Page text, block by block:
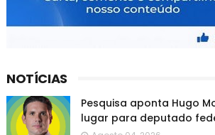
NOTÍCIAS
Pesquisa aponta Hugo
lugar para deputado